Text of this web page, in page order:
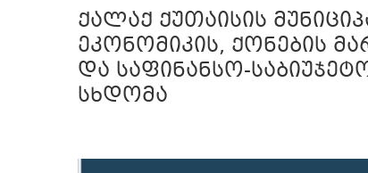
ქალაქ ქუთაისის
ეკონომიკის, ქონების
და საფინანსო-
სხდომა